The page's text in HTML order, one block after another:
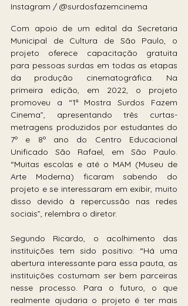
Instagram / @surdosfazemcinema
Com apoio de um edital da Secretaria
Municipal de Cultura de São Paulo, o
projeto oferece capacitação gratuita
para pessoas surdas em todas as etapas
da produção cinematográfica. Na
primeira edição, em 2022, o projeto
promoveu a “1ª Mostra Surdos Fazem
Cinema”, apresentando três curtas-
metragens produzidos por estudantes do
7º e 8º ano do Centro Educacional
Unificado São Rafael, em São Paulo.
“Muitas escolas e até o MAM (Museu de
Arte Moderna) ficaram sabendo do
projeto e se interessaram em exibir, muito
disso devido à repercussão nas redes
sociais”, relembra o diretor.
Segundo Ricardo, o acolhimento das
instituições tem sido positivo: “Há uma
abertura interessante para essa pauta, as
instituições costumam ser bem parceiras
nesse processo. Para o futuro, o que
realmente ajudaria o projeto é ter mais